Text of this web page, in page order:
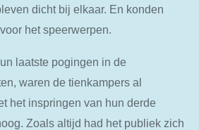
dicht bij elkaar. En konden
het speerwerpen.
laatste pogingen in de
waren de tienkampers al
het inspringen van hun derde
Zoals altijd had het publiek zich